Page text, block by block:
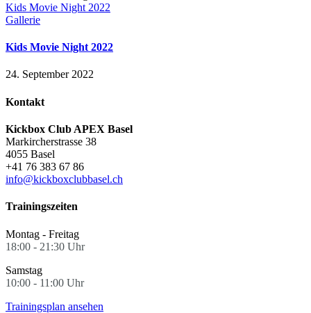
Kids Movie Night 2022
Gallerie
Kids Movie Night 2022
24. September 2022
Kontakt
Kickbox Club APEX Basel
Markircherstrasse 38
4055 Basel
+41 76 383 67 86
info@kickboxclubbasel.ch
Trainingszeiten
Montag - Freitag
18:00 - 21:30 Uhr
Samstag
10:00 - 11:00 Uhr
Trainingsplan ansehen